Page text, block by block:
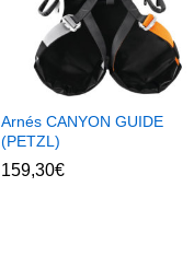
Arnés CANYON GUIDE
(PETZL)
159,30€